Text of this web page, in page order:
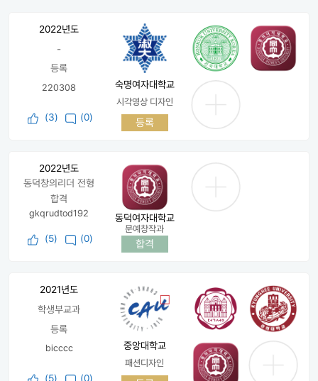
2022년도
-
등록
220308
(3) (0)
숙명여자대학교
시각영상 디자인
등록
2022년도
동덕창의리더 전형
합격
gkqrudtod192
(5) (0)
동덕여자대학교
문예창작과
합격
2021년도
학생부교과
등록
bicccc
(5) (0)
중앙대학교
패션디자인